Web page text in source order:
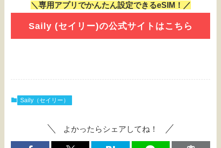
＼専用アプリでかんたん設定できるeSIM！／
Saily (セイリー)の公式サイトはこちら
Saily（セイリー）
よかったらシェアしてね！